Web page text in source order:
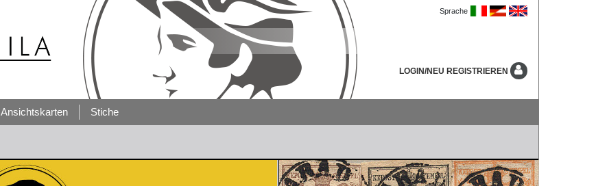
Sprache
LOGIN/NEU REGISTRIEREN
Ansichtskarten Stiche